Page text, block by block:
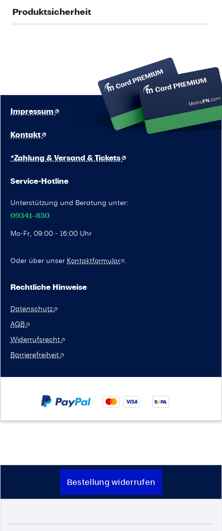
Produktsicherheit
Service-Hotline
Unterstützung und Beratung unter:
09341–830
Mo-Fr, 09:00 - 16:00 Uhr
Oder über unser Kontaktformular .
Kontakt
Impressum
*Zahlung & Versand & Tickets
Rechtliche Hinweise
Datenschutz
AGB
Widerrufsrecht
Barrierefreiheit
Bestellung widerrufen